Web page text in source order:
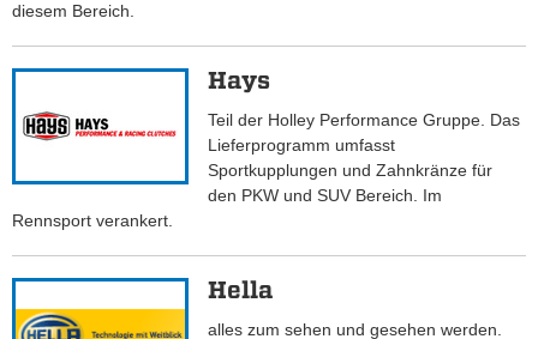
diesem Bereich.
Hays
Teil der Holley Performance Gruppe. Das
Lieferprogramm umfasst
Sportkupplungen und Zahnkränze für
den PKW und SUV Bereich. Im
Rennsport verankert.
Hella
alles zum sehen und gesehen werden.